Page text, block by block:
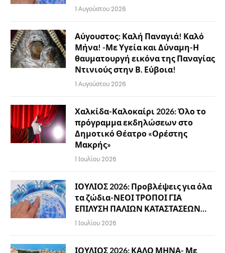
1 Αυγούστου 2026
Αύγουστος: Καλή Παναγιά! Καλό
Μήνα! -Με Υγεία και Δύναμη-Η
θαυματουργή εικόνα της Παναγίας
Ντινιούς στην Β. Εύβοια!
1 Αυγούστου 2026
Χαλκίδα-Καλοκαίρι 2026: Όλο το
πρόγραμμα εκδηλώσεων στο
Δημοτικό Θέατρο «Ορέστης
Μακρής»
1 Ιουλίου 2026
ΙΟΥΛΙΟΣ 2026: Προβλέψεις για όλα
τα ζώδια-ΝΕΟΙ ΤΡΟΠΟΙ ΓΙΑ
ΕΠΙΛΥΣΗ ΠΑΛΙΩΝ ΚΑΤΑΣΤΑΣΕΩΝ…
1 Ιουλίου 2026
ΙΟΥΛΙΟΣ 2026: ΚΑΛΟ ΜΗΝΑ- Με